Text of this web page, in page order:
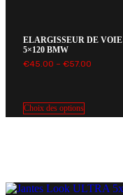
ELARGISSEUR DE VOIE
5×120 BMW
€45.00 – €57.00
Plage
à
€57.00€70.11
Choix des options